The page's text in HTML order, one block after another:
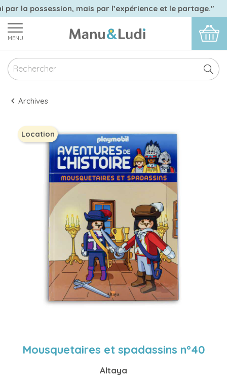
la possession, mais par l’expérience et le partage."
MENU
Archives
Location
Mousquetaires et spadassins n°40
Altaya